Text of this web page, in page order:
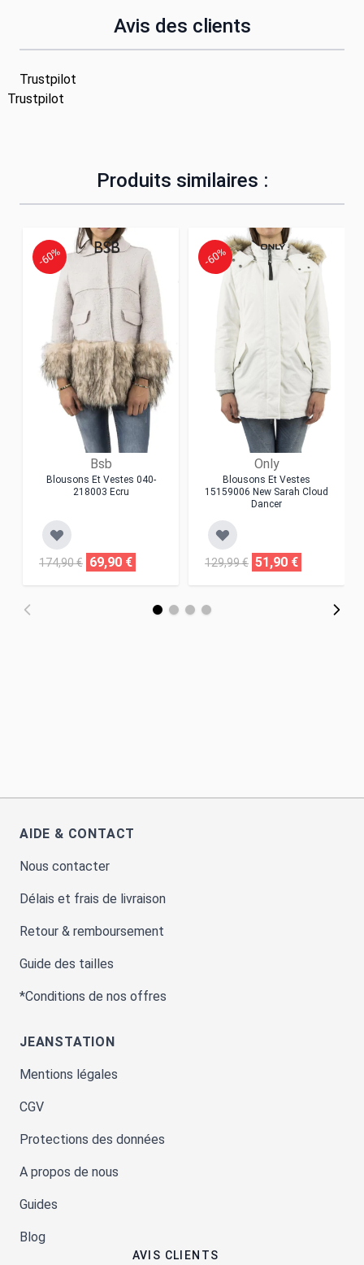
Avis des clients
Trustpilot
Trustpilot
Produits similaires :
Bsb
Blousons Et Vestes 040-
218003 Ecru
-60%
174,90 € 69,90 €
Only
Blousons Et Vestes
15159006 New Sarah Cloud
Dancer
-60%
129,99 € 51,90 €
AIDE & CONTACT
Nous contacter
Délais et frais de livraison
Retour & remboursement
Guide des tailles
*Conditions de nos offres
JEANSTATION
Mentions légales
CGV
Protections des données
A propos de nous
Guides
Blog
AVIS CLIENTS